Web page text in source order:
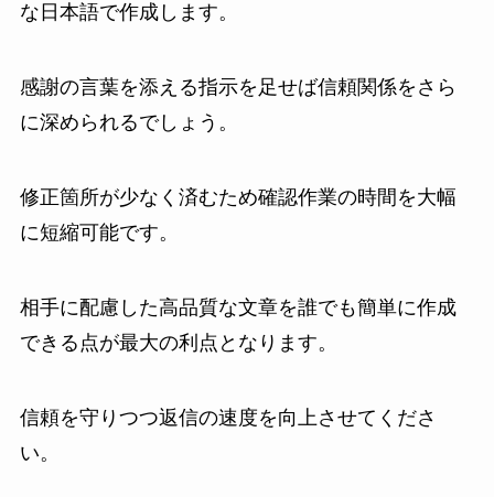
な日本語で作成します。
感謝の言葉を添える指示を足せば信頼関係をさら
に深められるでしょう。
修正箇所が少なく済むため確認作業の時間を大幅
に短縮可能です。
相手に配慮した高品質な文章を誰でも簡単に作成
できる点が最大の利点となります。
信頼を守りつつ返信の速度を向上させてくださ
い。